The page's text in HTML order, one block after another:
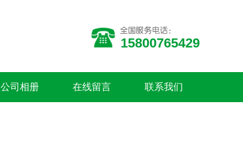
15800765429
公司相册 在线留言 联系我们